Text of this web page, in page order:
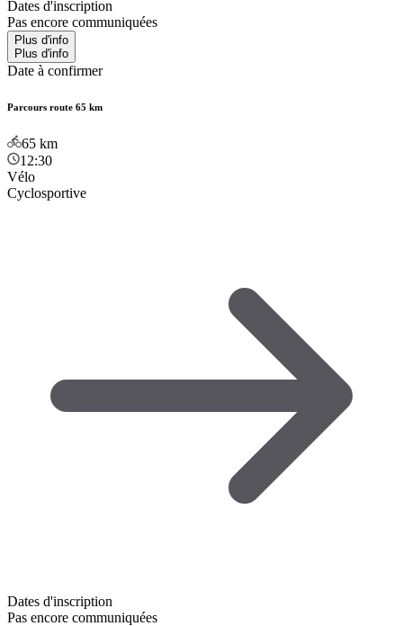
Dates d'inscription
Pas encore communiquées
Plus d'info
Plus d'info
Date à confirmer
Parcours route 65 km
65 km
12:30
Vélo
Cyclosportive
Dates d'inscription
Pas encore communiquées